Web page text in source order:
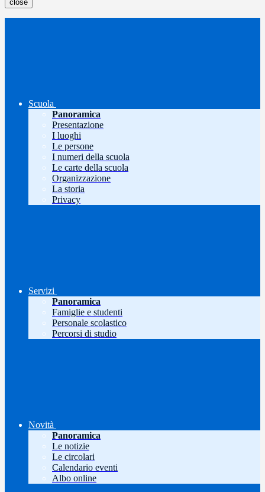
close
Scuola
Panoramica
Presentazione
I luoghi
Le persone
I numeri della scuola
Le carte della scuola
Organizzazione
La storia
Privacy
Servizi
Panoramica
Famiglie e studenti
Personale scolastico
Percorsi di studio
Novità
Panoramica
Le notizie
Le circolari
Calendario eventi
Albo online